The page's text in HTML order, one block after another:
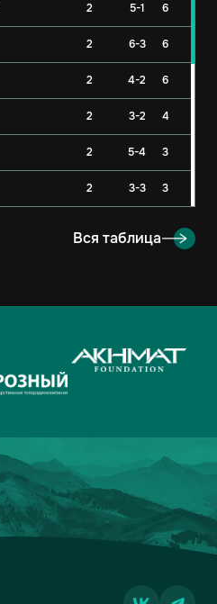
2 5-1 6
2 6-3 6
2 4-2 6
2 3-2 4
2 5-4 3
2 3-3 3
2-3 1
2 3-5 0
0
Вся таблица